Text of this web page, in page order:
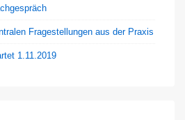
Fragestellungen aus der Praxis
1.11.2019